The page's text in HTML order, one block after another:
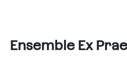
Ensemble Ex